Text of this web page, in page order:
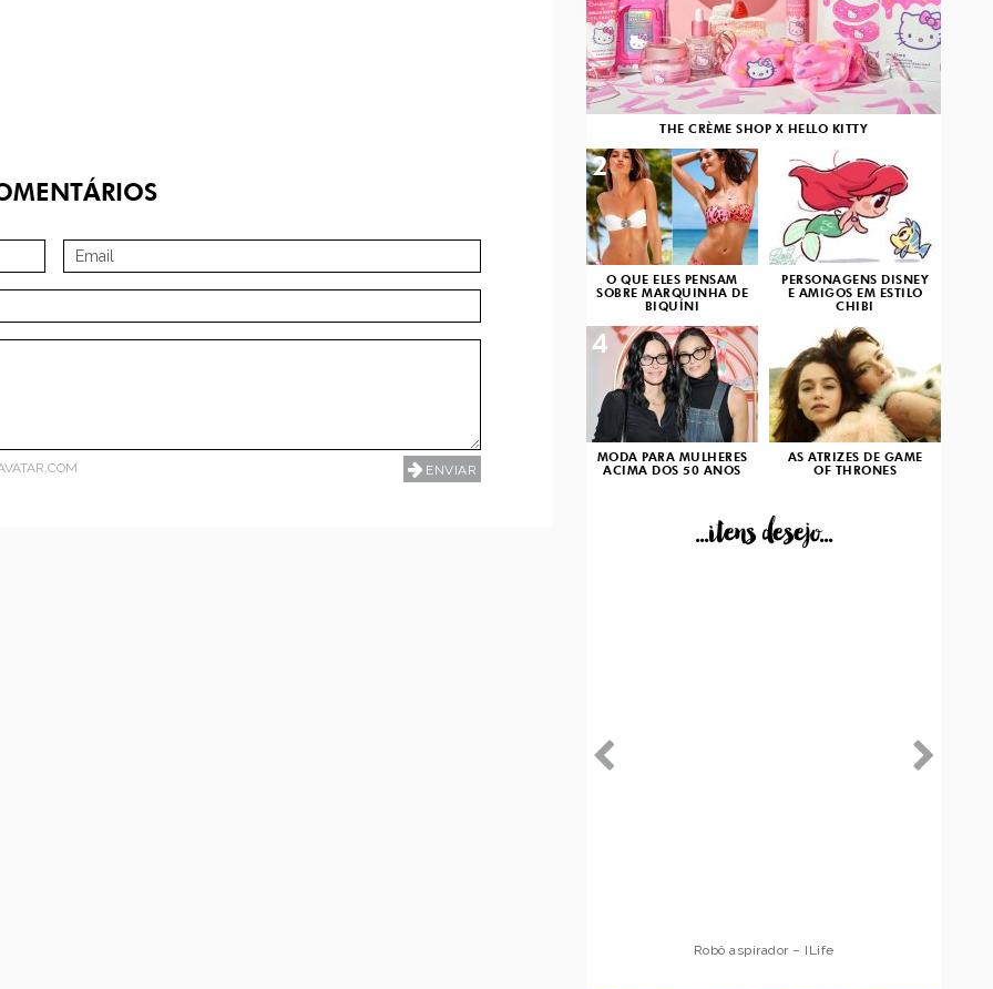
THE CRÈME SHOP X HELLO KITTY
O QUE ELES PENSAM
SOBRE MARQUINHA DE
BIQUÍNI
2
PERSONAGENS DISNEY
E AMIGOS EM ESTILO
CHIBI
3
MODA PARA MULHERES
ACIMA DOS 50 ANOS
4
AS ATRIZES DE GAME
OF THRONES
...itens desejo...
Robô aspirador – ILife